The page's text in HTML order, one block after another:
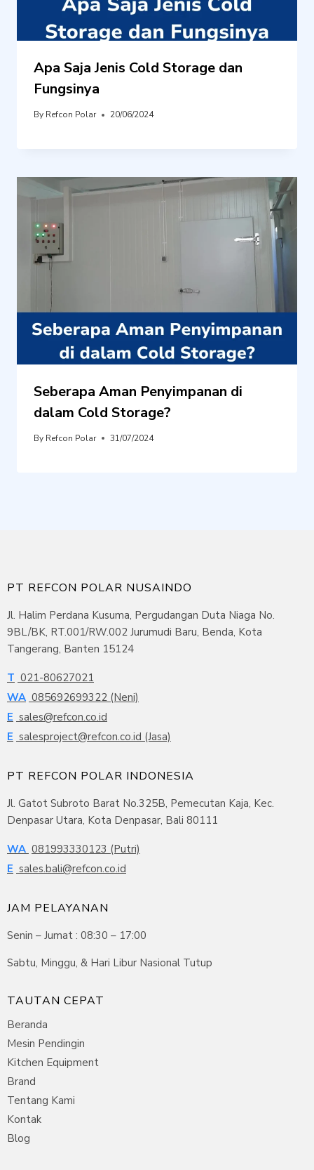
Apa Saja Jenis Cold Storage dan
Fungsinya
By Refcon Polar 20/06/2024
Seberapa Aman Penyimpanan di
dalam Cold Storage?
By Refcon Polar 31/07/2024
PT REFCON POLAR NUSAINDO
Jl. Halim Perdana Kusuma, Pergudangan Duta Niaga No.
9BL/BK, RT.001/RW.002 Jurumudi Baru, Benda, Kota
Tangerang, Banten 15124
T 021-80627021
WA 085692699322 (Neni)
E sales@refcon.co.id
E salesproject@refcon.co.id (Jasa)
PT REFCON POLAR INDONESIA
Jl. Gatot Subroto Barat No.325B, Pemecutan Kaja, Kec.
Denpasar Utara, Kota Denpasar, Bali 80111
WA 081993330123 (Putri)
E sales.bali@refcon.co.id
JAM PELAYANAN
Senin – Jumat : 08:30 – 17:00
Sabtu, Minggu, & Hari Libur Nasional Tutup
TAUTAN CEPAT
Beranda
Mesin Pendingin
Kitchen Equipment
Brand
Tentang Kami
Kontak
Blog